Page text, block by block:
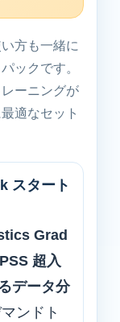
方も一緒に
ックです。
ーニングが
適なセット
スタート
Grad
超入
データ分
ンドト